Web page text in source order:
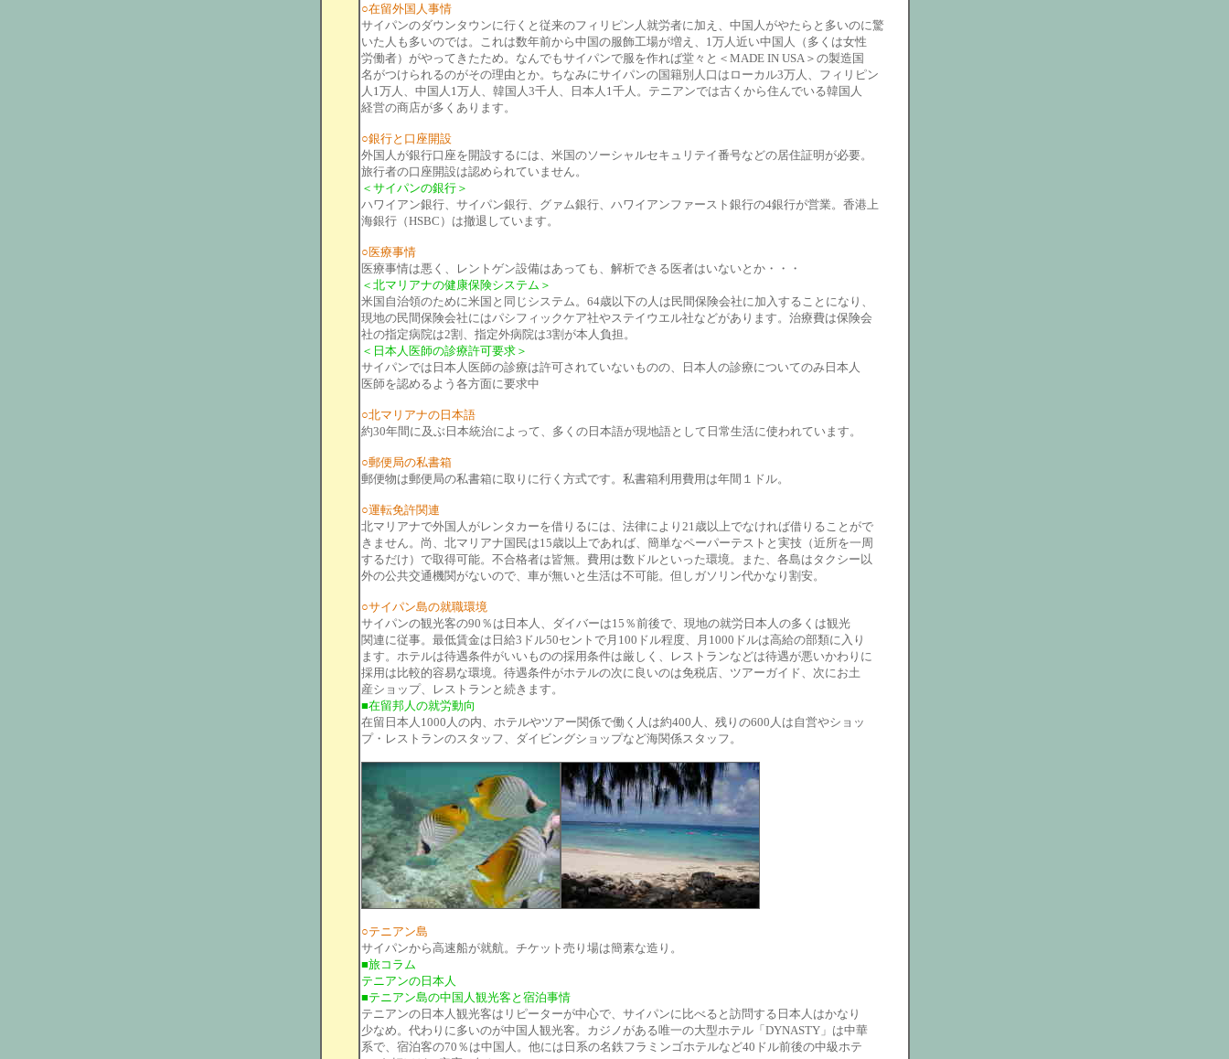
○在留外国人事情
サイパンのダウンタウンに行くと従来のフィリピン人就労者に加え、中国人がやたらと多いのに驚
いた人も多いのでは。これは数年前から中国の服飾工場が増え、1万人近い中国人（多くは女性
労働者）がやってきたため。なんでもサイパンで服を作れば堂々と＜MADE IN USA＞の製造国
名がつけられるのがその理由とか。ちなみにサイパンの国籍別人口はローカル3万人、フィリピン
人1万人、中国人1万人、韓国人3千人、日本人1千人。テニアンでは古くから住んでいる韓国人
経営の商店が多くあります。
○銀行と口座開設
外国人が銀行口座を開設するには、米国のソーシャルセキュリテイ番号などの居住証明が必要。
旅行者の口座開設は認められていません。
＜サイパンの銀行＞
ハワイアン銀行、サイパン銀行、グァム銀行、ハワイアンファースト銀行の4銀行が営業。香港上
海銀行（HSBC）は撤退しています。
○医療事情
医療事情は悪く、レントゲン設備はあっても、解析できる医者はいないとか・・・
＜北マリアナの健康保険システム＞
米国自治領のために米国と同じシステム。64歳以下の人は民間保険会社に加入することになり、
現地の民間保険会社にはパシフィックケア社やステイウエル社などがあります。治療費は保険会
社の指定病院は2割、指定外病院は3割が本人負担。
＜日本人医師の診療許可要求＞
サイパンでは日本人医師の診療は許可されていないものの、日本人の診療についてのみ日本人
医師を認めるよう各方面に要求中
○北マリアナの日本語
約30年間に及ぶ日本統治によって、多くの日本語が現地語として日常生活に使われています。
○郵便局の私書箱
郵便物は郵便局の私書箱に取りに行く方式です。私書箱利用費用は年間１ドル。
○運転免許関連
北マリアナで外国人がレンタカーを借りるには、法律により21歳以上でなければ借りることがで
きません。尚、北マリアナ国民は15歳以上であれば、簡単なペーパーテストと実技（近所を一周
するだけ）で取得可能。不合格者は皆無。費用は数ドルといった環境。また、各島はタクシー以
外の公共交通機関がないので、車が無いと生活は不可能。但しガソリン代かなり割安。
○サイパン島の就職環境
サイパンの観光客の90％は日本人、ダイバーは15％前後で、現地の就労日本人の多くは観光
関連に従事。最低賃金は日給3ドル50セントで月100ドル程度、月1000ドルは高給の部類に入り
ます。ホテルは待遇条件がいいものの採用条件は厳しく、レストランなどは待遇が悪いかわりに
採用は比較的容易な環境。待遇条件がホテルの次に良いのは免税店、ツアーガイド、次にお土
産ショップ、レストランと続きます。
■在留邦人の就労動向
在留日本人1000人の内、ホテルやツアー関係で働く人は約400人、残りの600人は自営やショッ
プ・レストランのスタッフ、ダイビングショップなど海関係スタッフ。
○テニアン島
サイパンから高速船が就航。チケット売り場は簡素な造り。
■旅コラム
テニアンの日本人
■テニアン島の中国人観光客と宿泊事情
テニアンの日本人観光客はリピーターが中心で、サイパンに比べると訪問する日本人はかなり
少なめ。代わりに多いのが中国人観光客。カジノがある唯一の大型ホテル「DYNASTY」は中華
系で、宿泊客の70％は中国人。他には日系の名鉄フラミンゴホテルなど40ドル前後の中級ホテ